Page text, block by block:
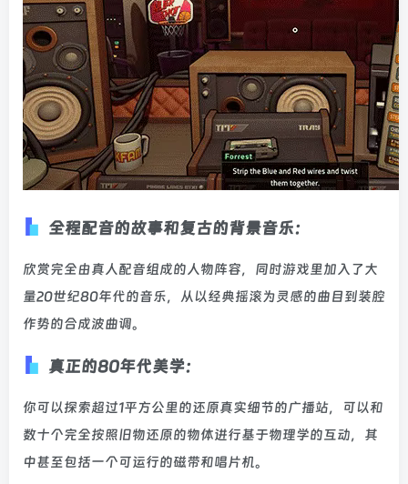
全程配音的故事和复古的背景音乐：
欣赏完全由真人配音组成的人物阵容，同时游戏里加入了大
量20世纪80年代的音乐，从以经典摇滚为灵感的曲目到装腔
作势的合成波曲调。
真正的80年代美学：
你可以探索超过1平方公里的还原真实细节的广播站，可以和
数十个完全按照旧物还原的物体进行基于物理学的互动，其
中甚至包括一个可运行的磁带和唱片机。